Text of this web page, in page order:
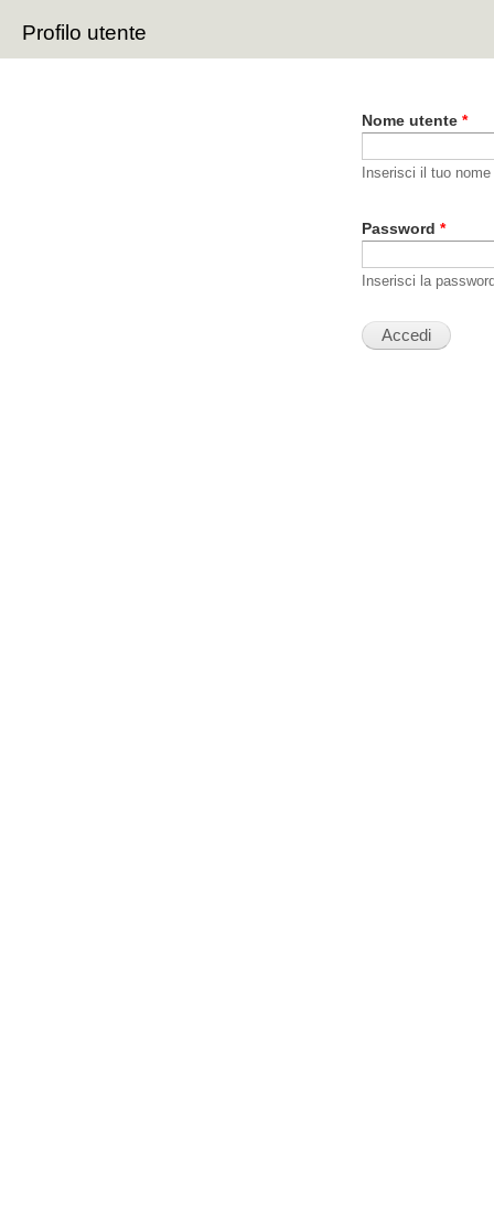
Profilo utente
Schede primarie
Nome utente *
Inserisci il tuo
Password *
Inserisci la